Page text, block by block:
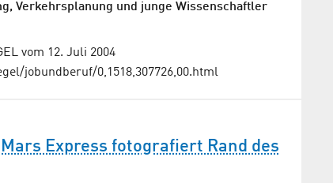
Verkehrsplanung und junge Wissenschaftler
vom 12. Juli 2004
jobundberuf/0,1518,307726,00.html
Express fotografiert Rand des